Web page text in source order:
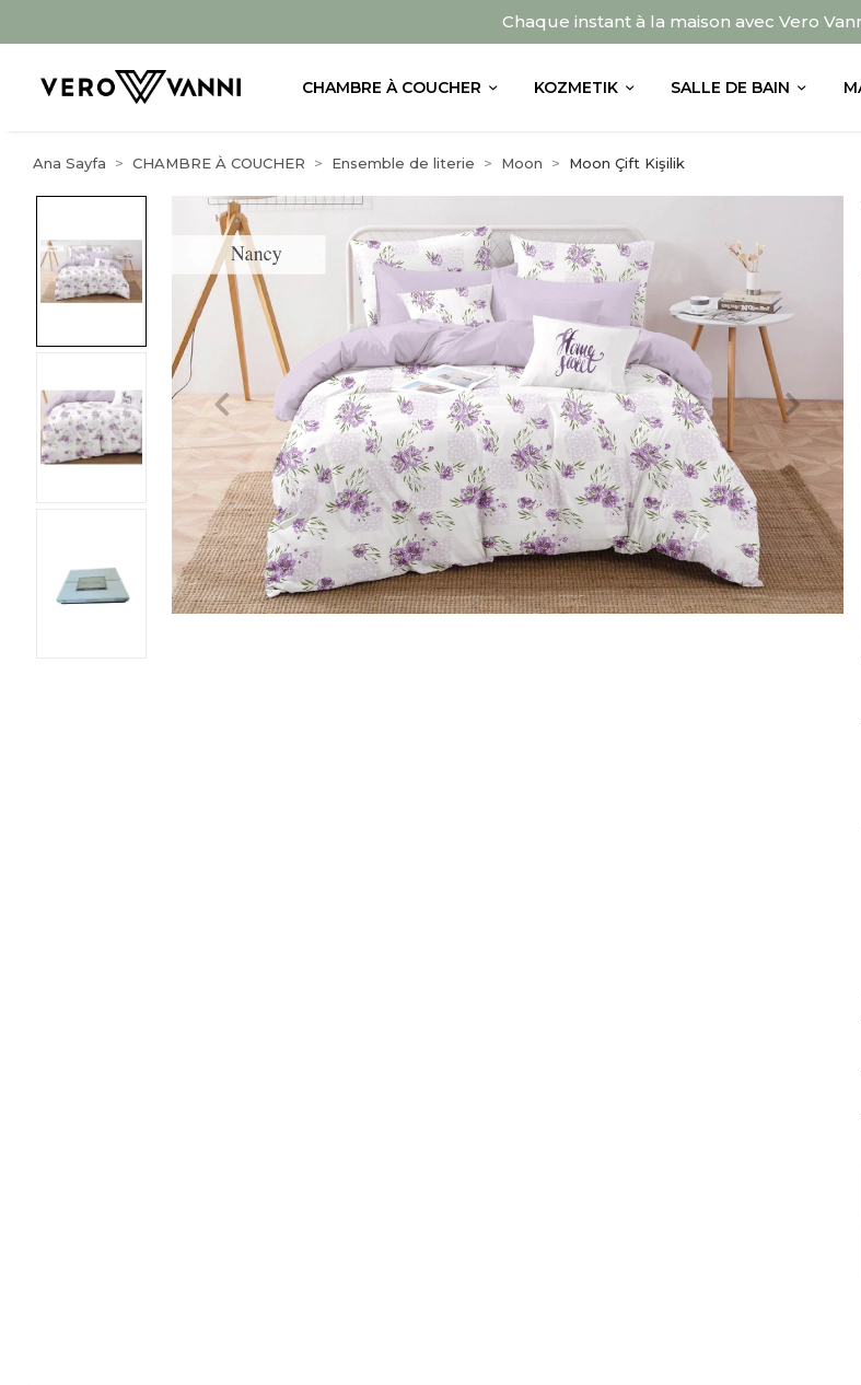
Chaque instant à la maison avec Vero
CHAMBRE À COUCHER KOZMETIK SALLE DE BAIN
Ana Sayfa CHAMBRE À COUCHER Ensemble de literie Moon Moon Çift Kişilik